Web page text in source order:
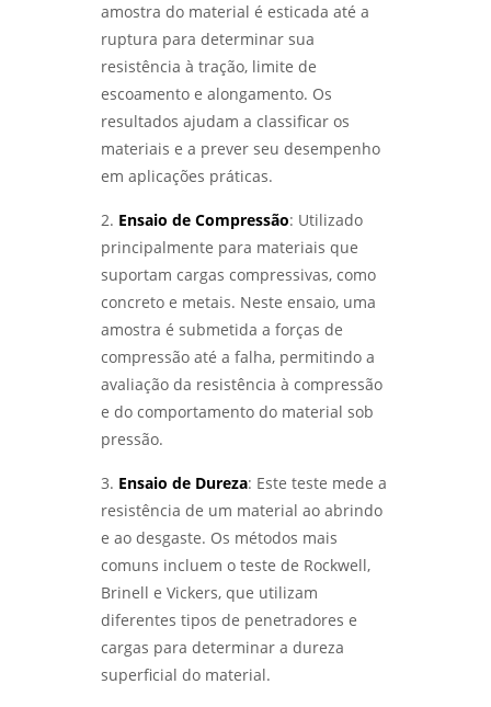
ACONTEÇAM - LABMETAL
DESVENDANDO OS SEGREDOS DOS ENSAIOS
MECÂNICOS DE MATERIAIS METÁLICOS -
LABMETAL
DESVENDANDO MISTÉRIOS: COMO A ANÁLISE
DE FALHAS EM EQUIPAMENTOS TRANSFORMA
RESULTADOS - LABMETAL
DESVENDANDO O ENSAIO DE CORROSÃO:
PROTEJA SEUS MATERIAIS COM
CONHECIMENTO - LABMETAL
DESCUBRA COMO UM LABORATÓRIO DE
ENSAIOS MECÂNICOS REVOLUCIONA A
INDÚSTRIA - LABMETAL
DESVENDANDO OS SEGREDOS DOS ENSAIOS
MECÂNICOS PARA MATERIAIS INOVADORES -
COMO ESCOLHER AS MELHORES EMPRESAS DE
GARANTE MATERIAIS DURÁVEIS - LABMETAL
COMO ESCOLHER UM LABORATÓRIO DE
ENSAIOS MECÂNICOS EM SP PARA GARANTIR A
QUALIDADE DOS SEUS MATERIAIS - LABMETAL
ensaio de corrosão por pite em sp
ensaio de corrosão por pite em são
paulo
qualificação de eps
qualificação de eps em são josé dos
campos
qualificação de eps em são paulo
qualificacao de solda
amostra do material é esticada até a
ruptura para determinar sua
resistência à tração, limite de
escoamento e alongamento. Os
resultados ajudam a classificar os
materiais e a prever seu desempenho
em aplicações práticas.
2. Ensaio de Compressão: Utilizado
principalmente para materiais que
suportam cargas compressivas, como
concreto e metais. Neste ensaio, uma
amostra é submetida a forças de
compressão até a falha, permitindo a
avaliação da resistência à compressão
e do comportamento do material sob
pressão.
3. Ensaio de Dureza: Este teste mede a
resistência de um material ao abrindo
e ao desgaste. Os métodos mais
comuns incluem o teste de Rockwell,
Brinell e Vickers, que utilizam
diferentes tipos de penetradores e
cargas para determinar a dureza
superficial do material.